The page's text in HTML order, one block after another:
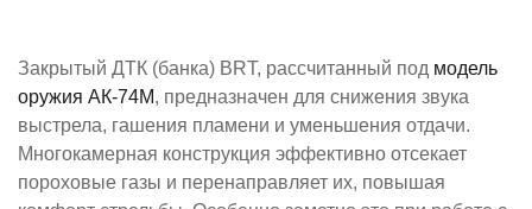
Закрытый ДТК (банка) BRT, рассчитанный под модель
оружия ​АК-74М​, предназначен для снижения звука
выстрела, гашения пламени и уменьшения отдачи.
Многокамерная конструкция эффективно отсекает
пороховые газы и перенаправляет их, повышая